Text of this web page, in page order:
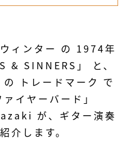
ィンター の 1974年
& SINNERS」 と、
トレードマーク で
イヤーバード」
が、ギター演奏
介します。